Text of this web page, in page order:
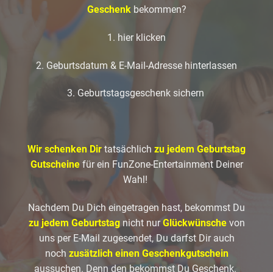
Geschenkbekommen?
1. hier klicken
2. Geburtsdatum & E-Mail-Adresse hinterlassen
3. Geburtstagsgeschenk sichern
Wir schenken Dir tatsächlich zu jedem Geburtstag
Gutscheinefür ein FunZone-Entertainment Deiner
Wahl!
Nachdem Du Dich eingetragen hast, bekommst Du
zu jedem Geburtstagnicht nurGlückwünschevon
uns per E-Mail zugesendet, Du darfst Dir auch
noch zusätzlich einen Geschenkgutschein
aussuchen. Denn den bekommst Du Geschenk.